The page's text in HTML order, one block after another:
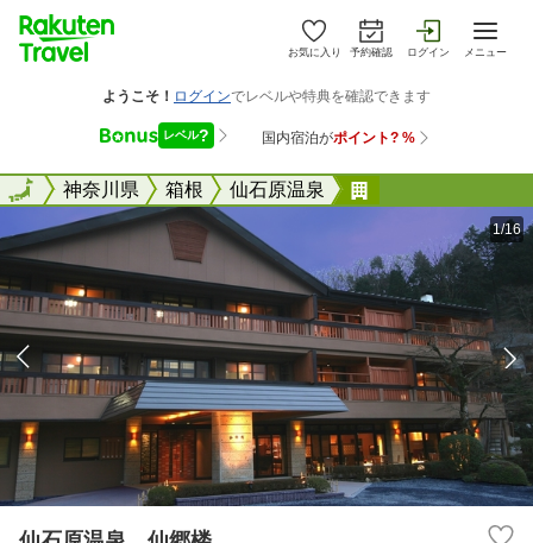
お気に入り 予約確認 ログイン メニュー
全国神奈川県 箱根 仙石原温泉
全国
1/16